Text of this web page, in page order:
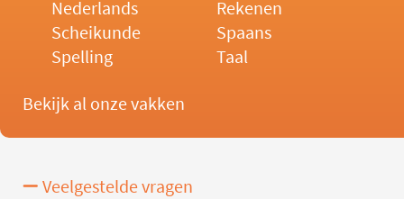
Nederlands
Rekenen
Scheikunde
Spaans
Spelling
Taal
Bekijk al onze vakken
Veelgestelde vragen